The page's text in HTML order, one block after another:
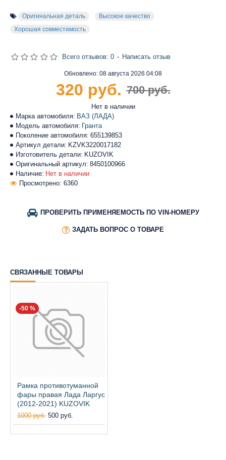
Оригинальная деталь
Высокое качество
Хорошая совместимость
Наличие: Нет в наличии
Марка автомобиля: ВАЗ (ЛАДА)
Модель автомобиля: Гранта
Поколение автомобиля: 655139853
Артикул детали: KZVK3220017182
Изготовитель детали: KUZOVIK
Оригинальный артикул: 8450100966
Просмотрено: 6360
Обновлено: 08 августа 2026 04:08
Нет в наличии
Всего отзывов: 0 - Написать отзыв
700 руб.
320 руб.
ПРОВЕРИТЬ ПРИМЕНЯЕМОСТЬ ПО VIN-НОМЕРУ
ЗАДАТЬ ВОПРОС О ТОВАРЕ
СВЯЗАННЫЕ ТОВАРЫ
-50 %
Рамка противотуманной
фары правая Лада Ларгус
(2012-2021) KUZOVIK
1000 руб. 500 руб.